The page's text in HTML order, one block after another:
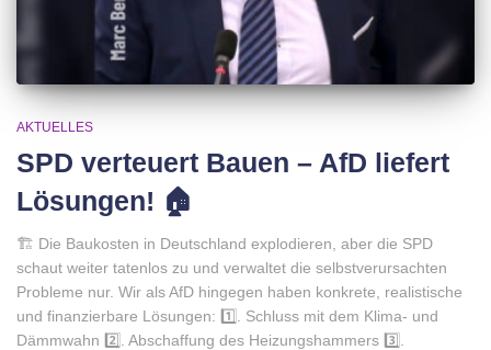
AKTUELLES
SPD verteuert Bauen – AfD liefert
Lösungen! 🏠
🏗 Die Baukosten in Deutschland explodieren, aber die SPD
schaut weiter tatenlos zu und verwaltet die selbstverursachten
Probleme nur. Wir als AfD hingegen haben konkrete, realistische
und finanzierbare Lösungen: 1️⃣. Schluss mit dem Klima- und
Dämmwahn 2️⃣. Abschaffung des Heizungshammers 3️⃣.